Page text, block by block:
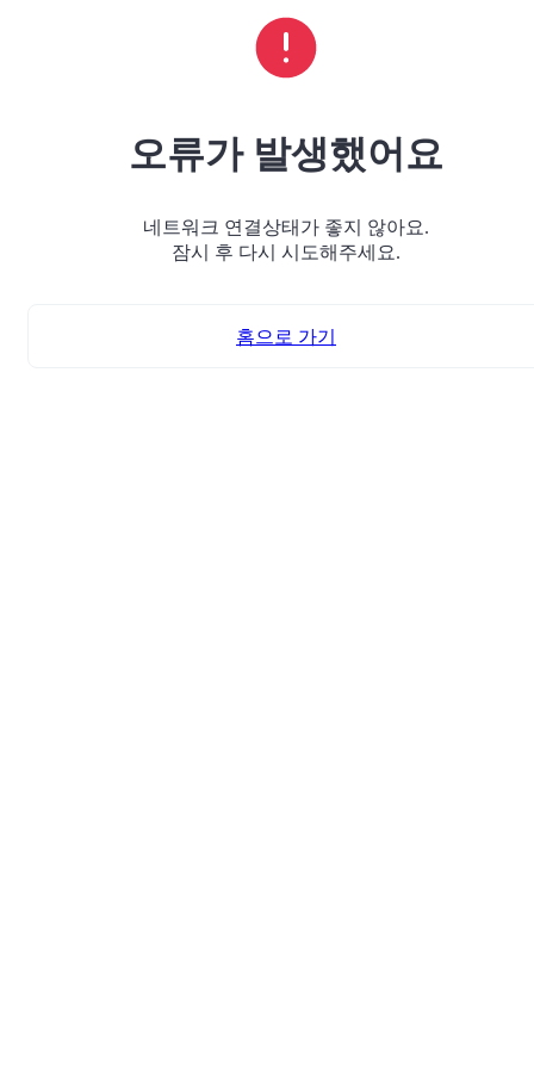
오류가 발생했어요
네트워크 연결상태가 좋지 않아요.
잠시 후 다시 시도해주세요.
홈으로 가기